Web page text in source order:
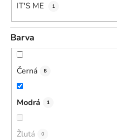
IT'S ME 1
Barva
Černá 8
Modrá 1
Žlutá 0